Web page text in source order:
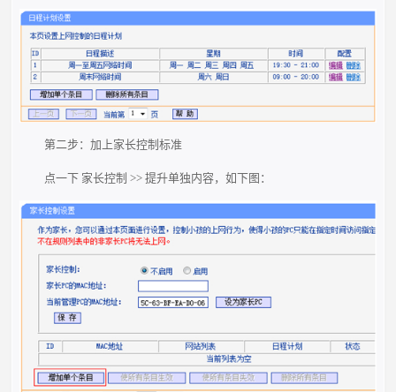
第二步：加上家长控制标准
点一下 家长控制 >> 提升单独内容，如下图：